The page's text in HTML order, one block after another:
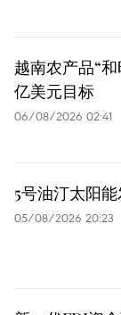
越南农产品“
亿美元目标
06/08/2026 02:41
5号油汀太阳
05/08/2026 20:23